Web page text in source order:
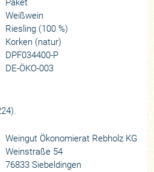
Paket
Weißwein
Riesling (100 %)
Korken (natur)
DPF034400-P
DE-ÖKO-003
Weingut Ökonomierat Rebholz KG
Weinstraße 54
76833 Siebeldingen